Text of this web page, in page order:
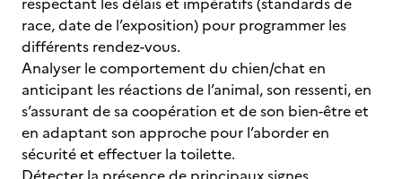
race, date de l’exposition) pour programmer les
différents rendez-vous.
Analyser le comportement du chien/chat en
anticipant les réactions de l’animal, son ressenti, en
s’assurant de sa coopération et de son bien-être et
en adaptant son approche pour l’aborder en
sécurité et effectuer la toilette.